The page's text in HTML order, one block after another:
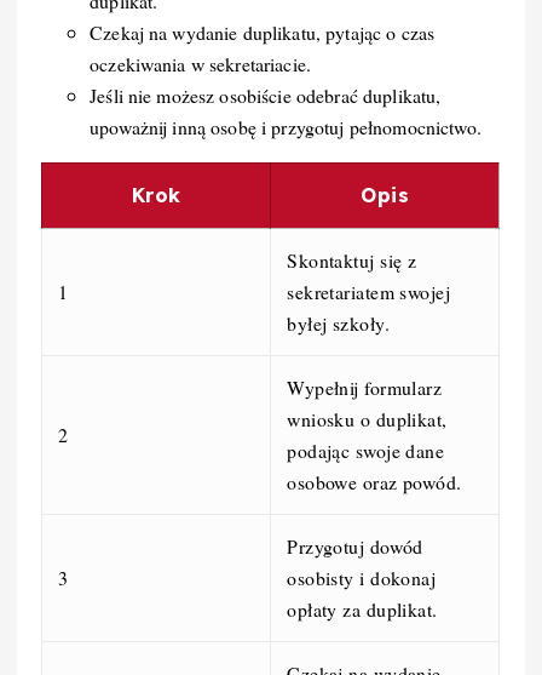
Czekaj na wydanie duplikatu, pytając o czas
oczekiwania w sekretariacie.
Jeśli nie możesz osobiście odebrać duplikatu,
upoważnij inną osobę i przygotuj pełnomocnictwo.
Krok Opis
1
Skontaktuj się z
sekretariatem swojej
byłej szkoły.
2
Wypełnij formularz
wniosku o duplikat,
podając swoje dane
osobowe oraz powód.
3
Przygotuj dowód
osobisty i dokonaj
opłaty za duplikat.